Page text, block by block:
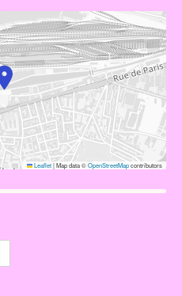
Leaflet|Map data ©OpenStreetMapcontributors